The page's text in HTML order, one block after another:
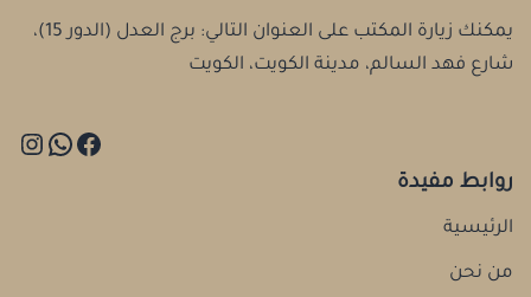
يمكنك زيارة المكتب على العنوان التالي: برج العدل (الدور 15)،
شارع فهد السالم، مدينة الكويت، الكويت
روابط مفيدة
الرئيسية
من نحن